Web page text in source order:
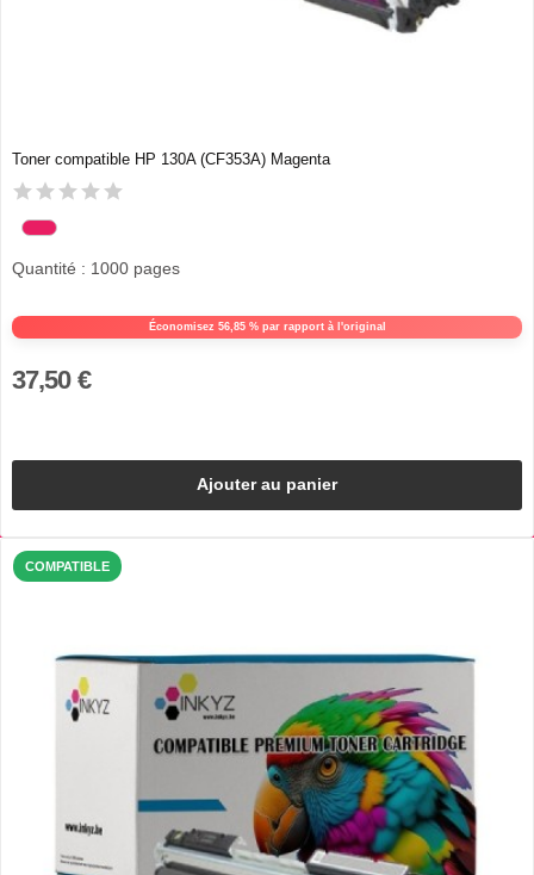
Toner compatible HP 130A (CF353A) Magenta
Économisez 56,85 % par rapport à l'original
Quantité : 1000 pages
37,50 €
Ajouter au panier
COMPATIBLE